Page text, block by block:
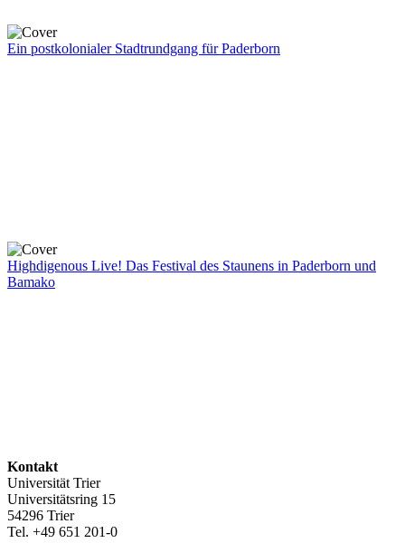
Ein postkolonialer Stadtrundgang für Paderborn
Highdigenous Live! Das Festival des Staunens in Paderborn und
Bamako
Kontakt
Universität Trier
Universitätsring 15
54296 Trier
Tel. +49 651 201-0